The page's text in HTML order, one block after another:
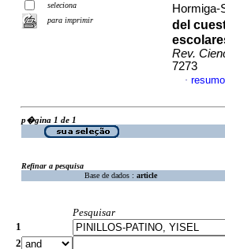
seleciona
para imprimir
del
Rev.
7273
·
p�gina 1 de 1
Refinar a pesquisa
Base de dados : article
Pesquisar
1
2